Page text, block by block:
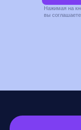
Нажимая на
вы